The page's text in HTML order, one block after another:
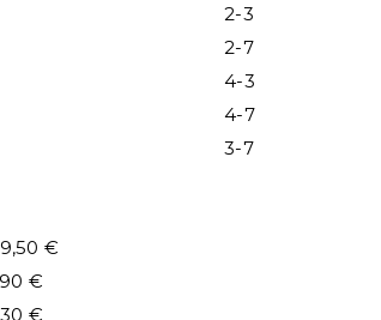
2-3
2-7
4-3
4-7
3-7
€
€
€